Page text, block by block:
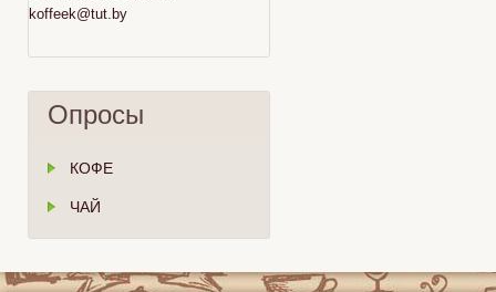
koffeek@tut.by
Опросы
КОФЕ
ЧАЙ